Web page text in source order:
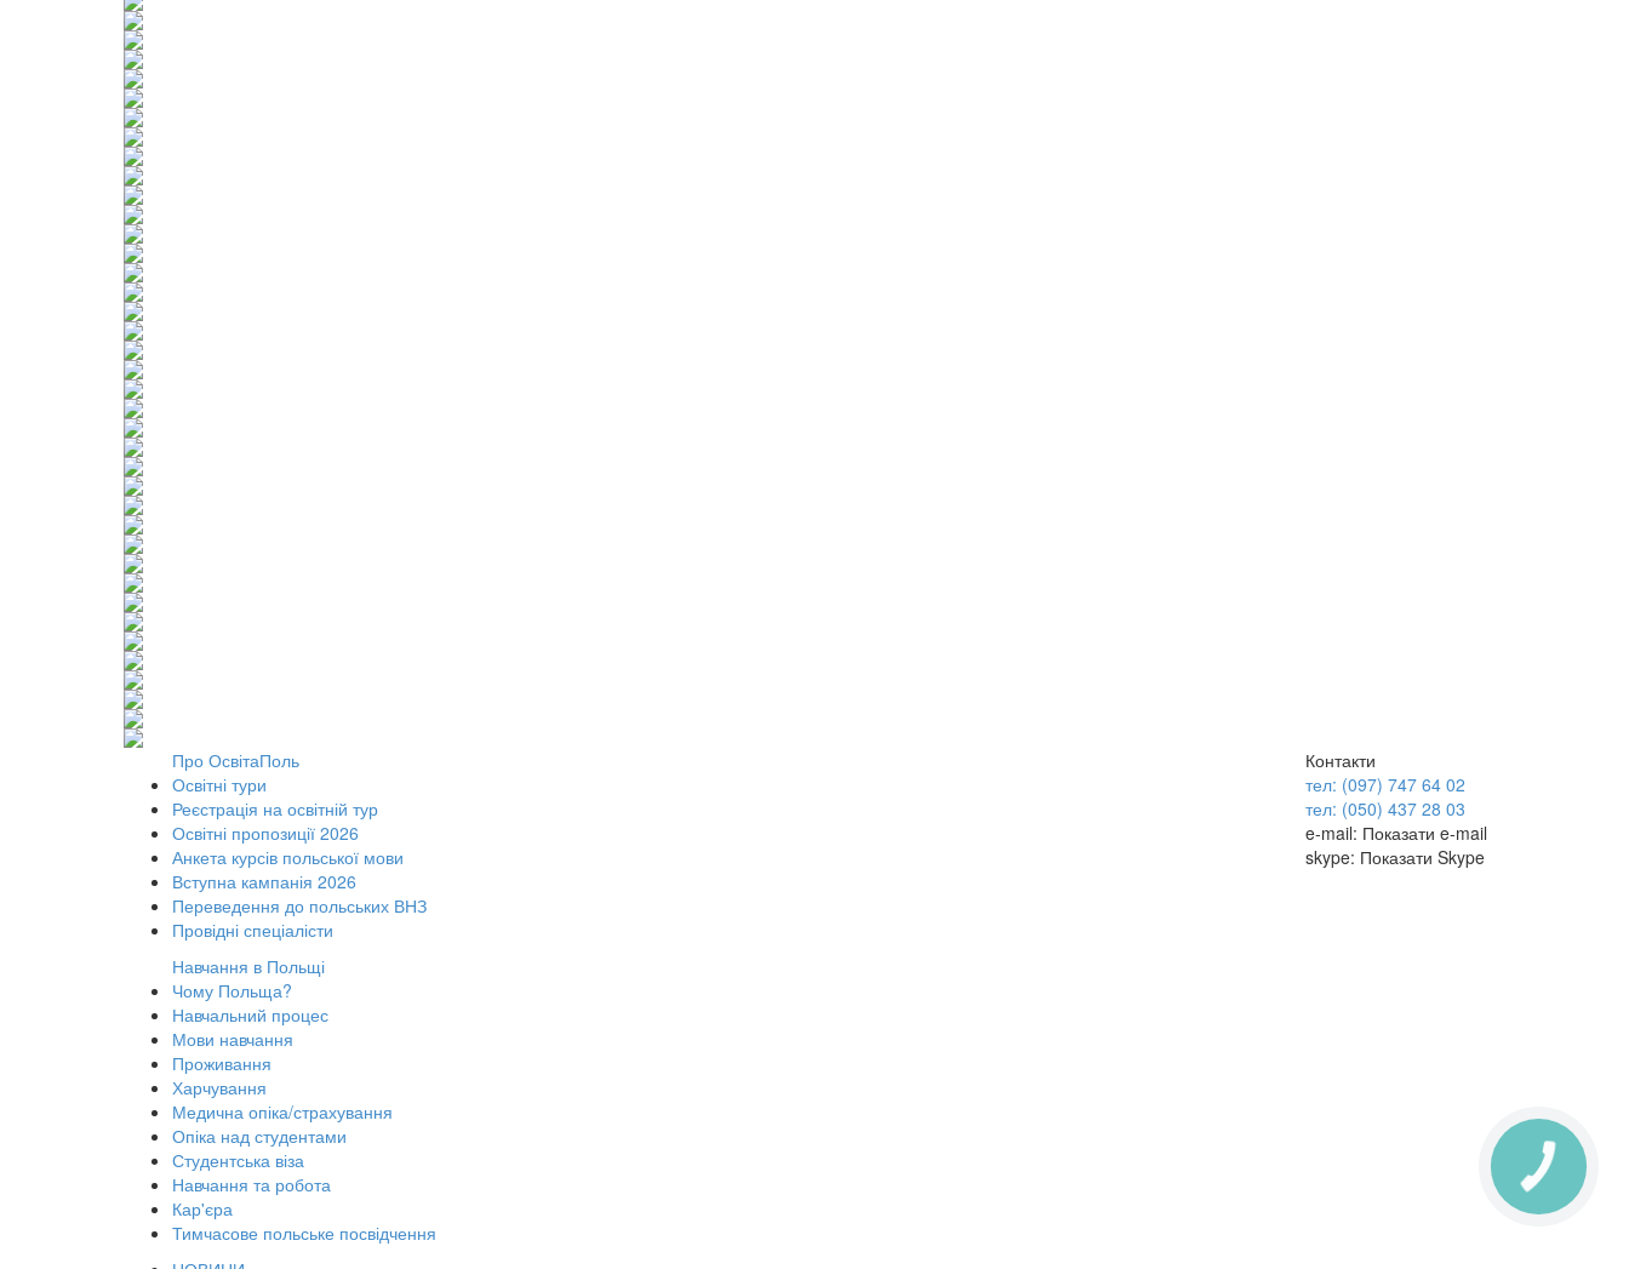
Про ОсвітаПоль
Освітні тури
Реєстрація на освітній тур
Освітні пропозиції 2026
Анкета курсів польської мови
Вступна кампанія 2026
Переведення до польських ВНЗ
Провідні спеціалісти
Навчання в Польщі
Чому Польща?
Навчальний процес
Мови навчання
Проживання
Харчування
Медична опіка/страхування
Опіка над студентами
Студентська віза
Навчання та робота
Кар'єра
Тимчасове польське посвідчення
Контакти
тел: (097) 747 64 02
тел: (050) 437 28 03
e-mail: Показати e-mail
skype: Показати Skype